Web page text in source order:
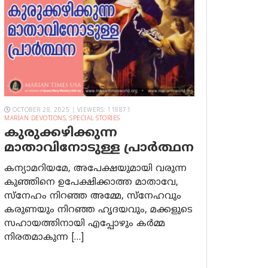
OCTOBER 28, 2025 | VIEWERS: 118871
MARIAN DEVOTIONS, SPECIAL STORIES
കുരുക്കഴിക്കുന്ന
മാതാവിനോടുള്ള പ്രാര്‍ത്ഥന
കന്യാമറിയമേ, അപേക്ഷയുമായി വരുന്ന
കുഞ്ഞിനെ ഉപേക്ഷിക്കാത്ത മാതാവേ,
സ്നേഹം നിറഞ്ഞ അമ്മേ, സ്നേഹവും
കരുണയും നിറഞ്ഞ ഹൃദയവും, മക്കളുടെ
സഹായത്തിനായി എപ്പോഴും കർമ്മ
നിരതമാകുന്ന […]